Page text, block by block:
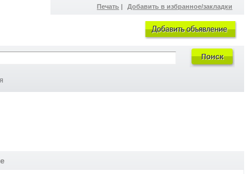
Печать | Добавить в избранное/закладки